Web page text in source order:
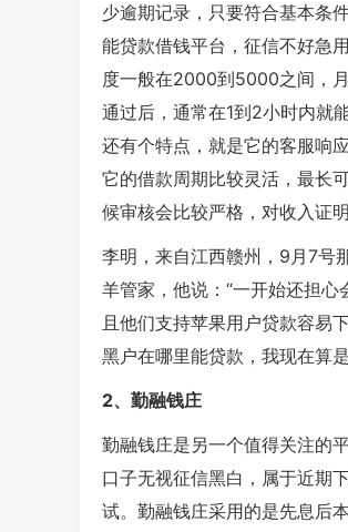
少逾期记录，只要符合基本条
能贷款借钱平台，征信不好急
度一般在2000到5000之间，
通过后，通常在1到2小时内就
还有个特点，就是它的客服响
它的借款周期比较灵活，最长
候审核会比较严格，对收入证
李明，来自江西赣州，9月7号
羊管家，他说：“一开始还担
且他们支持苹果用户贷款容易
黑户在哪里能贷款，我现在算
2、勤融钱庄
勤融钱庄是另一个值得关注的
口子无视征信黑白，属于近期
试。勤融钱庄采用的是先息后